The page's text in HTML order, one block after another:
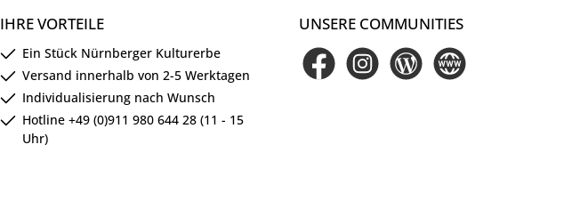
IHRE VORTEILE
Ein Stück Nürnberger Kulturerbe
Versand innerhalb von 2-5 Werktagen
Individualisierung nach Wunsch
Hotline +49 (0)911 980 644 28 (11 - 15
Uhr)
UNSERE COMMUNITIES
FacebookInstagramBlog Website